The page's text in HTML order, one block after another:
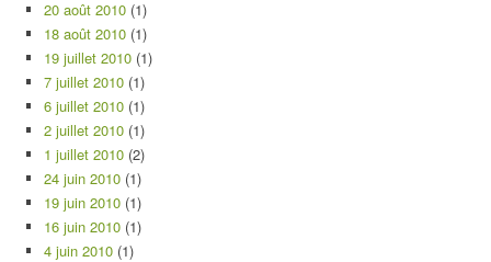
20 août 2010 (1)
18 août 2010 (1)
19 juillet 2010 (1)
7 juillet 2010 (1)
6 juillet 2010 (1)
2 juillet 2010 (1)
1 juillet 2010 (2)
24 juin 2010 (1)
19 juin 2010 (1)
16 juin 2010 (1)
4 juin 2010 (1)